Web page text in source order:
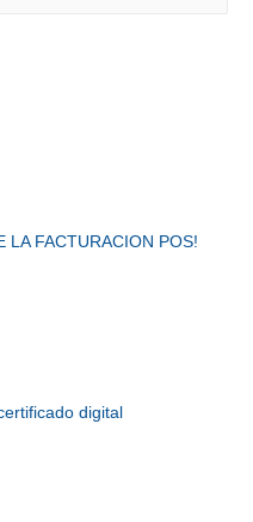
LA FACTURACION POS!
digital